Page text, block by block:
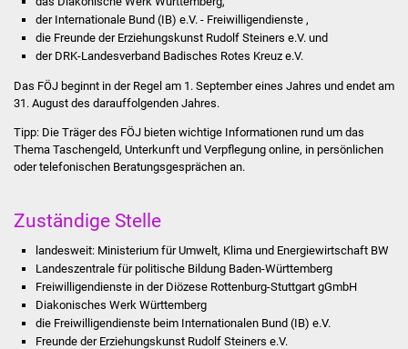
Sanierung Bizethalle
Presse
Bürger & Service
Lebenslagen
Formulare
der Internationale Bund (IB) e.V. - Freiwilligendienste ,
die Freunde der Erziehungskunst Rudolf Steiners e.V. und
der DRK-Landesverband Badisches Rotes Kreuz e.V.
Das FÖJ beginnt in der Regel am 1. September eines Jahres und endet am
31. August des darauffolgenden Jahres.
Tipp: Die Träger des FÖJ bieten wichtige Informationen rund um das
Thema Taschengeld, Unterkunft und Verpflegung online, in persönlichen
oder telefonischen Beratungsgesprächen an.
Zuständige Stelle
landesweit: Ministerium für Umwelt, Klima und Energiewirtschaft BW
Landeszentrale für politische Bildung Baden-Württemberg
Freiwilligendienste in der Diözese Rottenburg-Stuttgart gGmbH
Diakonisches Werk Württemberg
die Freiwilligendienste beim Internationalen Bund (IB) e.V.
Freunde der Erziehungskunst Rudolf Steiners e.V.